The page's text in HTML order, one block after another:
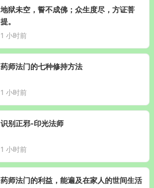
地狱未空，誓不成佛；众生度尽，方证菩
提。
1 小时前
药师法门的七种修持方法
1 小时前
识别正邪-印光法师
1 小时前
药师法门的利益，能遍及在家人的世间生活